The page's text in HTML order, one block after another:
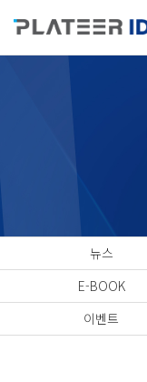
뉴스
E-BOOK
이벤트